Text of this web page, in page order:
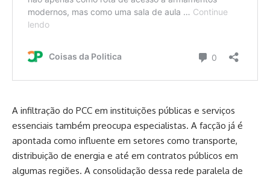
A infiltração do PCC em instituições públicas e serviços
essenciais também preocupa especialistas. A facção já é
apontada como influente em setores como transporte,
distribuição de energia e até em contratos públicos em
algumas regiões. A consolidação dessa rede paralela de